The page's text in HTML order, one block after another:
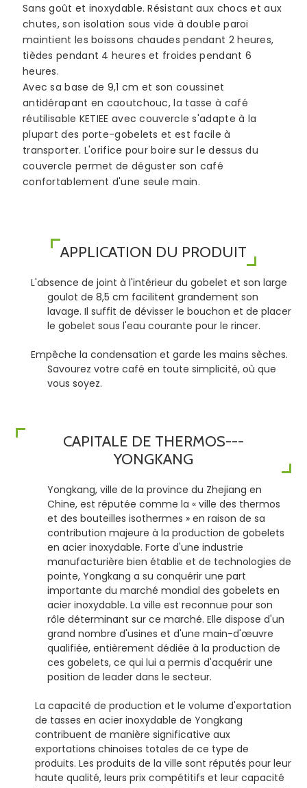
Sans goût et inoxydable. Résistant aux chocs et aux
chutes, son isolation sous vide à double paroi
maintient les boissons chaudes pendant 2 heures,
tièdes pendant 4 heures et froides pendant 6
heures.
Avec sa base de 9,1 cm et son coussinet
antidérapant en caoutchouc, la tasse à café
réutilisable KETIEE avec couvercle s'adapte à la
plupart des porte-gobelets et est facile à
transporter. L'orifice pour boire sur le dessus du
couvercle permet de déguster son café
confortablement d'une seule main.
APPLICATION DU PRODUIT
L'absence de joint à l'intérieur du gobelet et son large
goulot de 8,5 cm facilitent grandement son
lavage. Il suffit de dévisser le bouchon et de placer
le gobelet sous l'eau courante pour le rincer.
Empêche la condensation et garde les mains sèches.
Savourez votre café en toute simplicité, où que
vous soyez.
CAPITALE DE THERMOS---
YONGKANG
Yongkang, ville de la province du Zhejiang en
Chine, est réputée comme la « ville des thermos
et des bouteilles isothermes » en raison de sa
contribution majeure à la production de gobelets
en acier inoxydable. Forte d'une industrie
manufacturière bien établie et de technologies de
pointe, Yongkang a su conquérir une part
importante du marché mondial des gobelets en
acier inoxydable. La ville est reconnue pour son
rôle déterminant sur ce marché. Elle dispose d'un
grand nombre d'usines et d'une main-d'œuvre
qualifiée, entièrement dédiée à la production de
ces gobelets, ce qui lui a permis d'acquérir une
position de leader dans le secteur.
La capacité de production et le volume d'exportation
de tasses en acier inoxydable de Yongkang
contribuent de manière significative aux
exportations chinoises totales de ce type de
produits. Les produits de la ville sont réputés pour leur
haute qualité, leurs prix compétitifs et leur capacité